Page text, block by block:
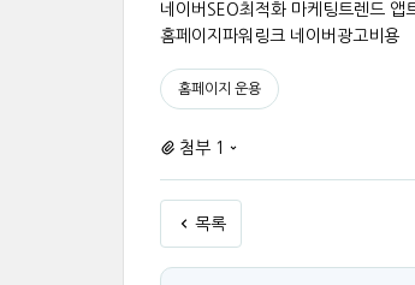
네이버SEO최적화 마케팅트렌드
홈페이지파워링크 네이버광고비용
홈페이지 운용
첨부 1
목록